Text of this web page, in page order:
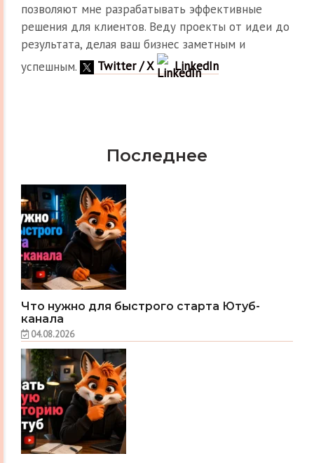
позволяют мне разрабатывать эффективные
решения для клиентов. Веду проекты от идеи до
результата, делая ваш бизнес заметным и
успешным.
Twitter / X LinkedIn
Последнее
Что нужно для быстрого старта Ютуб-
канала
04.08.2026